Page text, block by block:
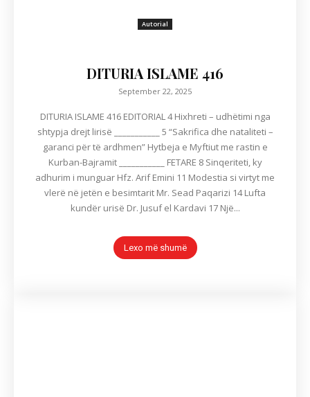
Autorial
DITURIA ISLAME 416
September 22, 2025
DITURIA ISLAME 416 EDITORIAL 4 Hixhreti – udhëtimi nga
shtypja drejt lirisë ___________ 5 “Sakrifica dhe nataliteti –
garanci për të ardhmen” Hytbeja e Myftiut me rastin e
Kurban-Bajramit ___________ FETARE 8 Sinqeriteti, ky
adhurim i munguar Hfz. Arif Emini 11 Modestia si virtyt me
vlerë në jetën e besimtarit Mr. Sead Paqarizi 14 Lufta
kundër urisë Dr. Jusuf el Kardavi 17 Një...
Lexo më shumë